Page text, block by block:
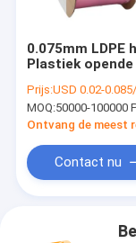
0.075mm LDPE
Plastiek opende
Prijs:USD 0.02-
MOQ:50000-100000
Ontvang de meest
Contact nu